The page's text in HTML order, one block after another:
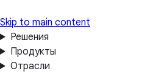
Skip to main content
Решения
Продукты
Отрасли